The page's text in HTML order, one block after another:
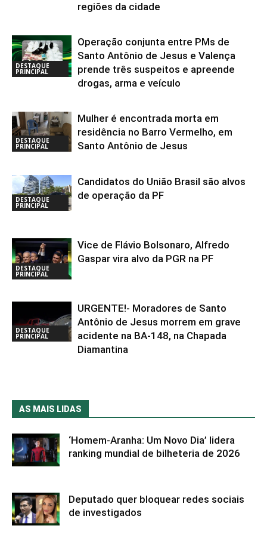
regiões da cidade
DESTAQUE
PRINCIPAL
Operação conjunta entre PMs de
Santo Antônio de Jesus e Valença
prende três suspeitos e apreende
drogas, arma e veículo
DESTAQUE
PRINCIPAL
Mulher é encontrada morta em
residência no Barro Vermelho, em
Santo Antônio de Jesus
DESTAQUE
PRINCIPAL
Candidatos do União Brasil são alvos
de operação da PF
DESTAQUE
PRINCIPAL
Vice de Flávio Bolsonaro, Alfredo
Gaspar vira alvo da PGR na PF
DESTAQUE
PRINCIPAL
URGENTE!- Moradores de Santo
Antônio de Jesus morrem em grave
acidente na BA-148, na Chapada
Diamantina
AS MAIS LIDAS
‘Homem-Aranha: Um Novo Dia’ lidera
ranking mundial de bilheteria de 2026
Deputado quer bloquear redes sociais
de investigados